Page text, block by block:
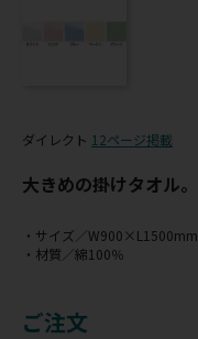
ダイレクト 12ページ掲載
大きめの掛けタオル。
・サイズ／W900×L1500mm
・材質／綿100％
ご注文